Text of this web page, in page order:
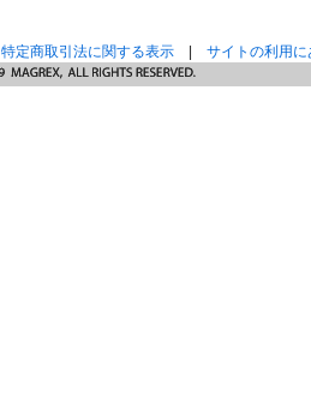
特定商取引法に関する表示 サイトの利用に